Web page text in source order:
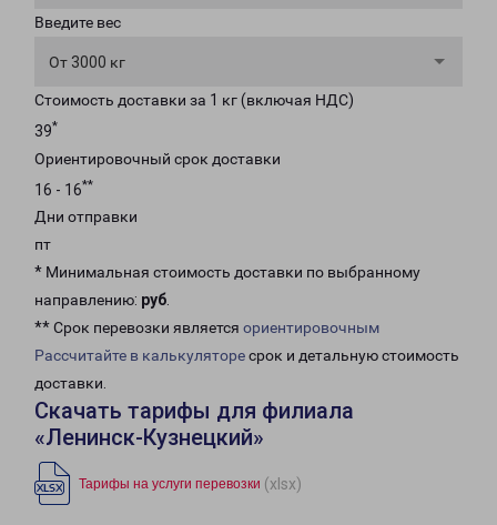
Введите вес
От 3000 кг
Стоимость доставки за 1 кг (включая НДС)
39*
Ориентировочный срок доставки
16 - 16**
Дни отправки
пт
* Минимальная стоимость доставки по выбранному
направлению: руб.
** Срок перевозки является ориентировочным
Рассчитайте в калькуляторесрок и детальную стоимость
доставки.
Скачать тарифы для филиала
«Ленинск-Кузнецкий»
Тарифы на услуги перевозки (xlsx)